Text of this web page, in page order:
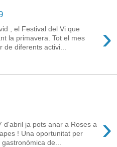
›
, el Festival del Vi que
la primavera. Tot el mes
diferents activi...
›
d'abril ja pots anar a Roses a
! Una oportunitat per
de...